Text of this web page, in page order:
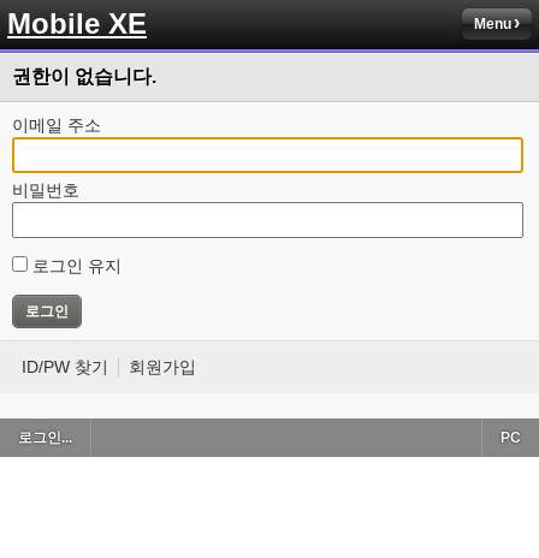
Mobile XE Menu
권한이 없습니다.
이메일 주소
비밀번호
로그인 유지
ID/PW 찾기 회원가입
로그인... PC